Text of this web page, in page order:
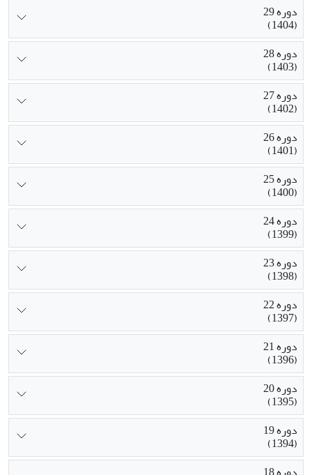
دوره 29
(1404)
دوره 28
(1403)
دوره 27
(1402)
دوره 26
(1401)
دوره 25
(1400)
دوره 24
(1399)
دوره 23
(1398)
دوره 22
(1397)
دوره 21
(1396)
دوره 20
(1395)
دوره 19
(1394)